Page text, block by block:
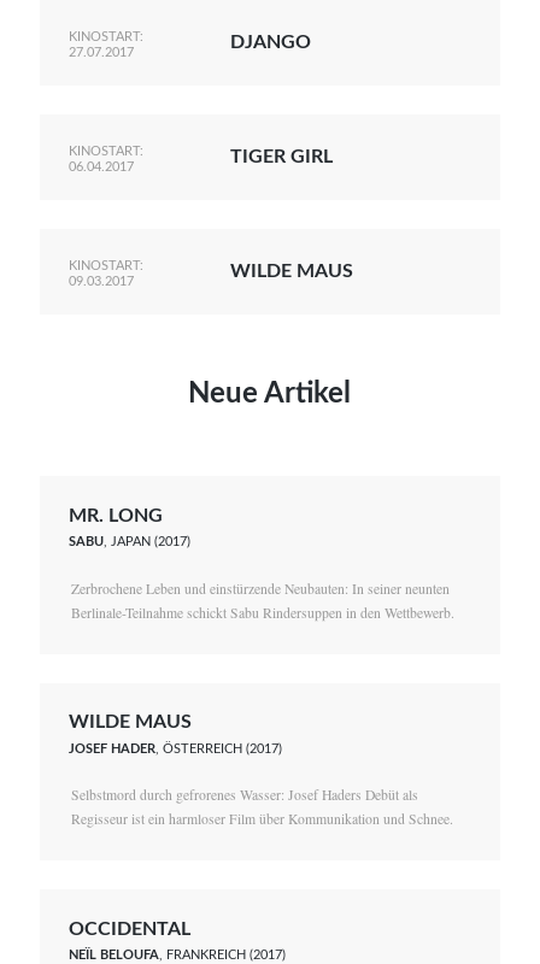
KINOSTART:
27.07.2017
DJANGO
KINOSTART:
06.04.2017
TIGER GIRL
KINOSTART:
09.03.2017
WILDE MAUS
Neue Artikel
MR. LONG
SABU, JAPAN (2017)
Zerbrochene Leben und einstürzende Neubauten: In seiner neunten
Berlinale-Teilnahme schickt Sabu Rindersuppen in den Wettbewerb.
WILDE MAUS
JOSEF HADER , ÖSTERREICH (2017)
Selbstmord durch gefrorenes Wasser: Josef Haders Debüt als
Regisseur ist ein harmloser Film über Kommunikation und Schnee.
OCCIDENTAL
NEÏL BELOUFA , FRANKREICH (2017)